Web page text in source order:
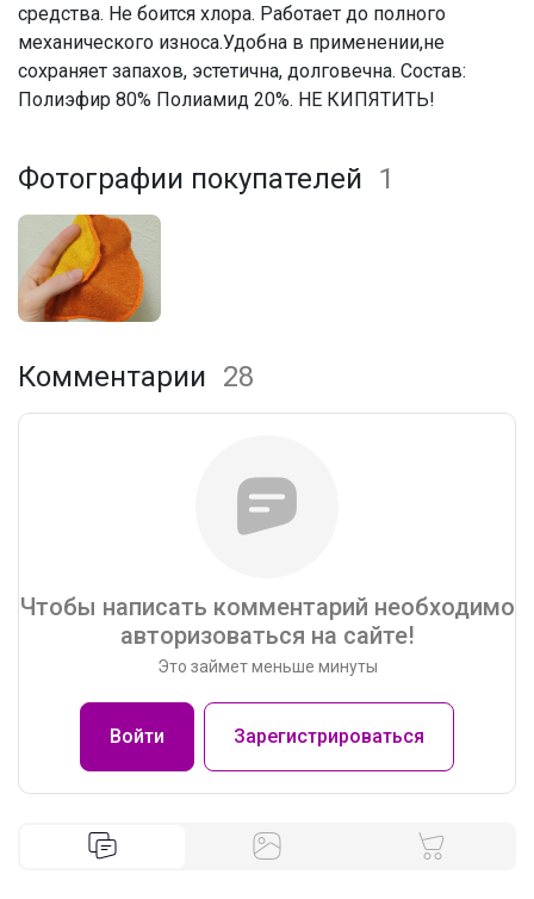
средства. Не боится хлора. Работает до полного
механического износа.Удобна в применении,не
сохраняет запахов, эстетична, долговечна. Состав:
Полиэфир 80% Полиамид 20%. НЕ КИПЯТИТЬ!
Фотографии покупателей 1
Комментарии 28
Чтобы написать комментарий необходимо
авторизоваться на сайте!
Это займет меньше минуты
Войти Зарегистрироваться